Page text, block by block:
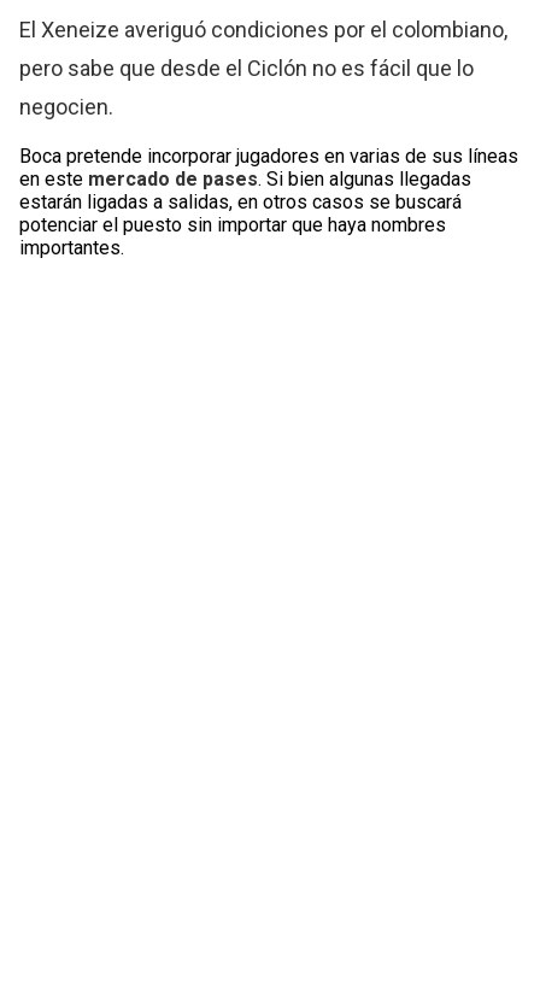
El Xeneize averiguó condiciones por el colombiano,
pero sabe que desde el Ciclón no es fácil que lo
negocien.
Boca pretende incorporar jugadores en varias de sus líneas
en este mercado de pases. Si bien algunas llegadas
estarán ligadas a salidas, en otros casos se buscará
potenciar el puesto sin importar que haya nombres
importantes.